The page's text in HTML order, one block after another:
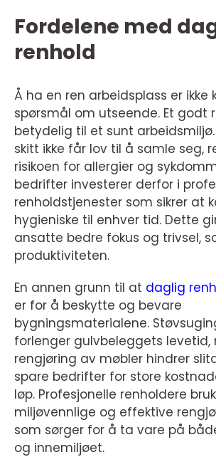
Fordelene med
renhold
Å ha en ren arbeidsplass er ikke
spørsmål om utseende. Et godt
betydelig til et sunt
skitt ikke får lov til å samle seg,
risikoen for allergier og
bedrifter investerer derfor i
renholdstjenester som sikrer at
hygieniske til enhver tid. Dette
ansatte bedre fokus og trivsel,
produktiviteten.
En annen grunn til at daglig
er for å beskytte og bevare
bygningsmaterialene.
forlenger gulvbeleggets levetid,
rengjøring av møbler hindrer
spare bedrifter for store
løp. Profesjonelle renholdere
miljøvennlige og effektive
som sørger for å ta vare på
og innemiljøet.